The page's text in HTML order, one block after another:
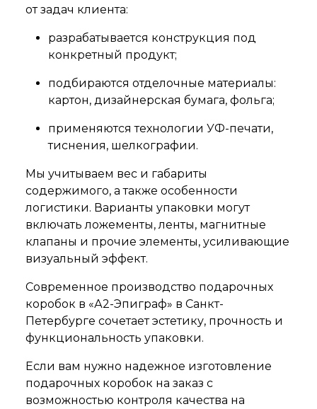
от задач клиента:
разрабатывается конструкция под
конкретный продукт;
подбираются отделочные материалы:
картон, дизайнерская бумага, фольга;
применяются технологии УФ-печати,
тиснения, шелкографии.
Мы учитываем вес и габариты
содержимого, а также особенности
логистики. Варианты упаковки могут
включать ложементы, ленты, магнитные
клапаны и прочие элементы, усиливающие
визуальный эффект.
Современное производство подарочных
коробок в «А2-Эпиграф» в Санкт-
Петербурге сочетает эстетику, прочность и
функциональность упаковки.
Если вам нужно надежное изготовление
подарочных коробок на заказ с
возможностью контроля качества на